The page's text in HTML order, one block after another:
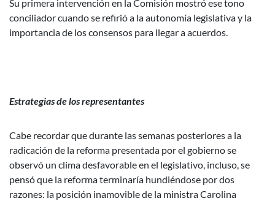
Su primera intervención en la Comisión mostró ese tono
conciliador cuando se refirió a la autonomía legislativa y la
importancia de los consensos para llegar a acuerdos.
Estrategias de los representantes
Cabe recordar que durante las semanas posteriores a la
radicación de la reforma presentada por el gobierno se
observó un clima desfavorable en el legislativo, incluso, se
pensó que la reforma terminaría hundiéndose por dos
razones: la posición inamovible de la ministra Carolina